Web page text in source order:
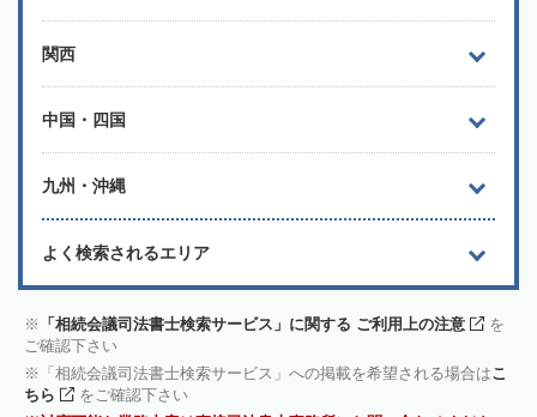
関西
中国・四国
九州・沖縄
よく検索されるエリア
「相続会議司法書士検索サービス」に関する ご利用上の注意
を
ご確認下さい
「相続会議司法書士検索サービス」への掲載を希望される場合はこ
ちら
をご確認下さい